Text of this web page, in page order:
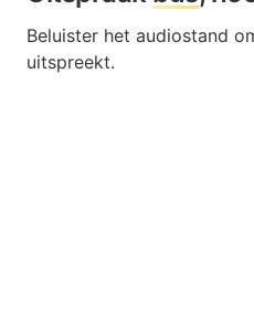
Beluister het audiostand
uitspreekt.